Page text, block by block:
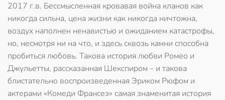
2017 г.в. Бессмысленная кровавая война кланов как
никогда сильна, цена жизни как никогда ничтожна,
воздух наполнен ненавистью и ожиданием катастрофы,
но, несмотря ни на что, и здесь сквозь камни способна
пробиться любовь. Такова история любви Ромео и
Джульетты, рассказанная Шекспиром – и такова
блистательно воспроизведенная Эриком Рюфом и
актерами «Комеди Франсез» самая знаменитая история